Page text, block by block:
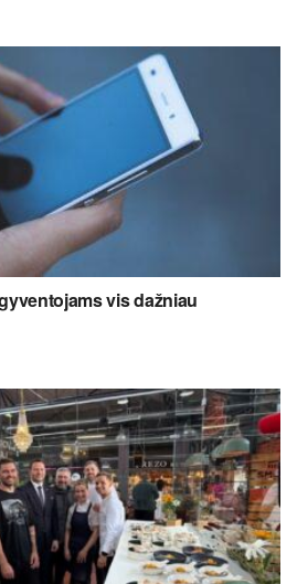
vis dažniau